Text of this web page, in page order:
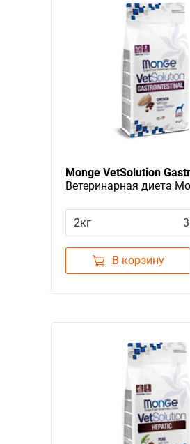
Monge VetSolution
Ветеринарная диета
заболеваниях ЖКТ
2кг
В корзину